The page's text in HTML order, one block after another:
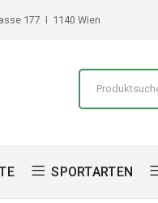
177 I 1140 Wien
SPORTARTEN